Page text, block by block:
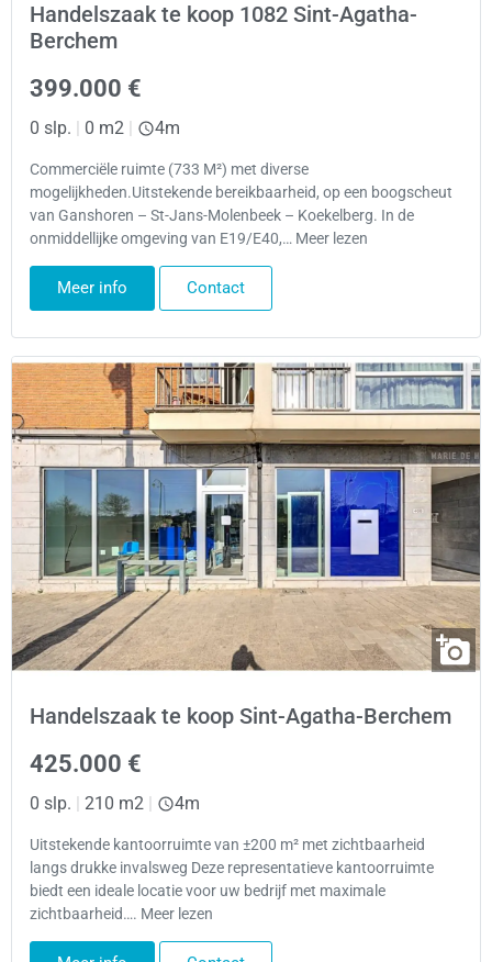
Handelszaak te koop 1082 Sint-Agatha-
Berchem
399.000 €
0 slp. 0 m2 4m
Commerciële ruimte (733 M²) met diverse
mogelijkheden.Uitstekende bereikbaarheid, op een boogscheut
van Ganshoren – St-Jans-Molenbeek – Koekelberg. In de
onmiddellijke omgeving van E19/E40,… Meer lezen
Meer info Contact
Handelszaak te koop Sint-Agatha-Berchem
425.000 €
0 slp. | 210 m2 | 4m
Uitstekende kantoorruimte van ±200 m² met zichtbaarheid
langs drukke invalsweg Deze representatieve kantoorruimte
biedt een ideale locatie voor uw bedrijf met maximale
zichtbaarheid…. Meer lezen